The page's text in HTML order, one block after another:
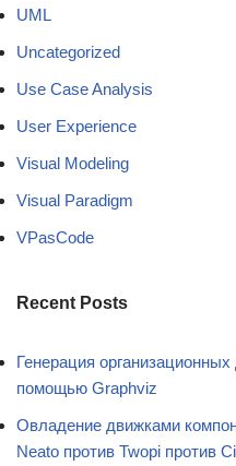
UML
Uncategorized
Use Case Analysis
User Experience
Visual Modeling
Visual Paradigm
VPasCode
Recent Posts
Генерация
помощью Graphviz
Овладение движками
Neato против Twopi против